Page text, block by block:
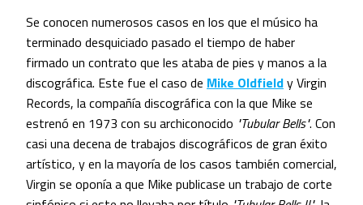
Se conocen numerosos casos en los que el músico ha
terminado desquiciado pasado el tiempo de haber
firmado un contrato que les ataba de pies y manos a la
discográfica. Este fue el caso de Mike Oldfieldy Virgin
Records, la compañía discográfica con la que Mike se
estrenó en 1973 con su archiconocido "Tubular Bells". Con
casi una decena de trabajos discográficos de gran éxito
artístico, y en la mayoría de los casos también comercial,
Virgin se oponía a que Mike publicase un trabajo de corte